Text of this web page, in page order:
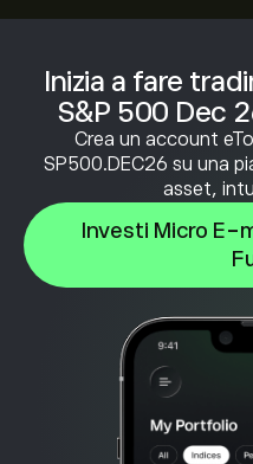
Inizia a fare
S&P 500 Dec
Crea un account
SP500.DEC26 su una
asset,
Investi Micro E-